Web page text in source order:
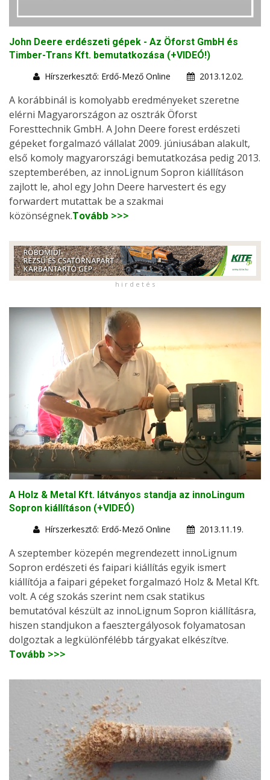
John Deere erdészeti gépek - Az Öforst GmbH és
Timber-Trans Kft. bemutatkozása (+VIDEÓ!)
Hírszerkesztő: Erdő-Mező Online
2013.12.02.
A korábbinál is komolyabb eredményeket szeretne
elérni Magyarországon az osztrák Öforst
Foresttechnik GmbH. A John Deere forest erdészeti
gépeket forgalmazó vállalat 2009. júniusában alakult,
első komoly magyarországi bemutatkozása pedig 2013.
szeptemberében, az innoLignum Sopron kiállításon
zajlott le, ahol egy John Deere harvestert és egy
forwardert mutattak be a szakmai
közönségnek.Tovább >>>
h i r d e t é s
A Holz & Metal Kft. látványos standja az innoLingum
Sopron kiállításon (+VIDEÓ)
Hírszerkesztő: Erdő-Mező Online
2013.11.19.
A szeptember közepén megrendezett innoLignum
Sopron erdészeti és faipari kiállítás egyik ismert
kiállítója a faipari gépeket forgalmazó Holz & Metal Kft.
volt. A cég szokás szerint nem csak statikus
bemutatóval készült az innoLignum Sopron kiállításra,
hiszen standjukon a faesztergályosok folyamatosan
dolgoztak a legkülönfélébb tárgyakat elkészítve.
Tovább >>>